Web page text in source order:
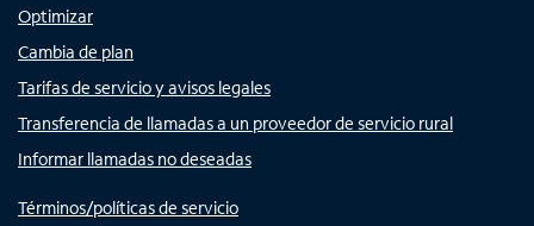
Optimizar
Cambia de plan
Tarifas de servicio y avisos legales
Transferencia de llamadas a un proveedor de servicio rural
Informar llamadas no deseadas
Términos/políticas de servicio